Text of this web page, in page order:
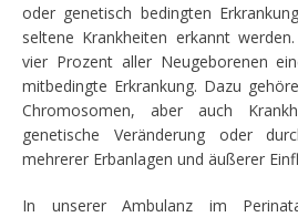
oder genetisch bedingten
seltene Krankheiten erkannt
vier Prozent aller Neugeborenen
mitbedingte Erkrankung. Dazu
Chromosomen, aber auch
genetische Veränderung oder
mehrerer Erbanlagen und äußerer
In unserer Ambulanz im